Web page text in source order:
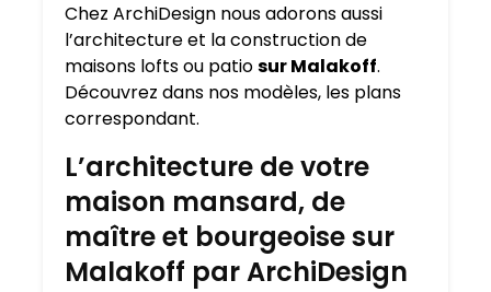
Chez ArchiDesign nous adorons aussi
l’architecture et la construction de
maisons lofts ou patiosur Malakoff.
Découvrez dans nos modèles, les plans
correspondant.
L’architecture de votre
maison mansard, de
maître et bourgeoise sur
Malakoff par ArchiDesign